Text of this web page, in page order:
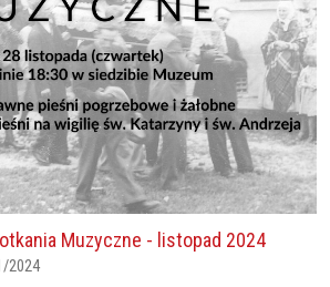
Muzyczne - listopad 2024
2024